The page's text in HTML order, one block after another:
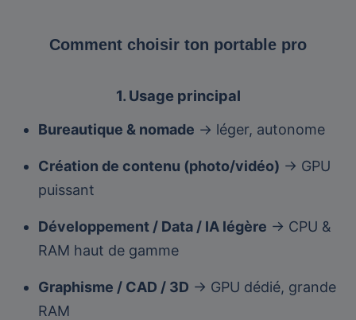
Comment choisir ton portable pro
1. Usage principal
Bureautique & nomade → léger, autonome
Création de contenu (photo/vidéo) → GPU
puissant
Développement / Data / IA légère → CPU &
RAM haut de gamme
Graphisme / CAD / 3D → GPU dédié, grande
RAM